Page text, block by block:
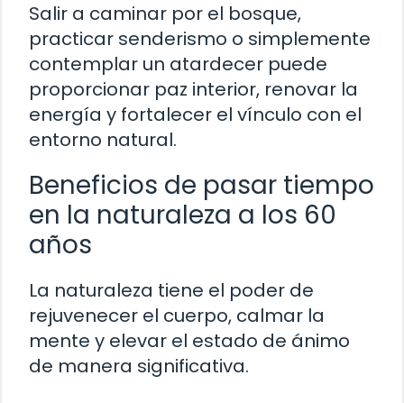
Salir a caminar por el bosque,
practicar senderismo o simplemente
contemplar un atardecer puede
proporcionar paz interior, renovar la
energía y fortalecer el vínculo con el
entorno natural.
Beneficios de pasar tiempo
en la naturaleza a los 60
años
La naturaleza tiene el poder de
rejuvenecer el cuerpo, calmar la
mente y elevar el estado de ánimo
de manera significativa.